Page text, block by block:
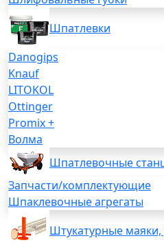
Шпатлевки
Danogips
Knauf
LITOKOL
Ottinger
Promix +
Волма
Шпатлевочные
Запчасти/комплектующие
Шпаклевочные агрегаты
Штукатурные маяки,